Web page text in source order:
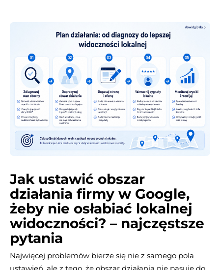
Jak ustawić obszar
działania firmy w Google,
żeby nie osłabiać lokalnej
widoczności? – najczęstsze
pytania
Najwięcej problemów bierze się nie z samego pola